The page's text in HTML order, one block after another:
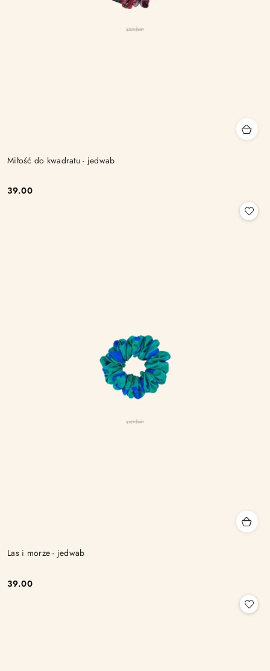
Miłość do kwadratu - jedwab
Cena:
39.00
Las i morze - jedwab
Cena:
39.00